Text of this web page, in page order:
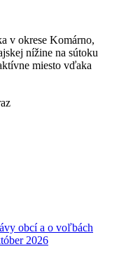
v okrese Komárno,
nížine na sútoku
miesto vďaka
obcí a o voľbách
2026